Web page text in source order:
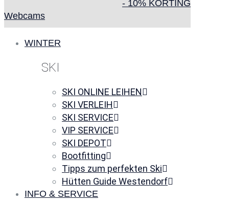
- 10% KORTING
Webcams
WINTER
SKI
SKI ONLINE LEIHEN
SKI VERLEIH
SKI SERVICE
VIP SERVICE
SKI DEPOT
Bootfitting
Tipps zum perfekten Ski
Hütten Guide Westendorf
INFO & SERVICE